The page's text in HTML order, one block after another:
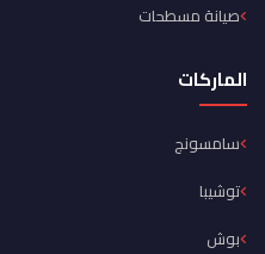
صيانة مسطحات
الماركات
سامسونج
توشيبا
بوش